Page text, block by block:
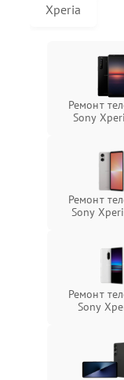
Xperia
Ремонт
Sony
Ремонт
Sony
Ремонт
Sony